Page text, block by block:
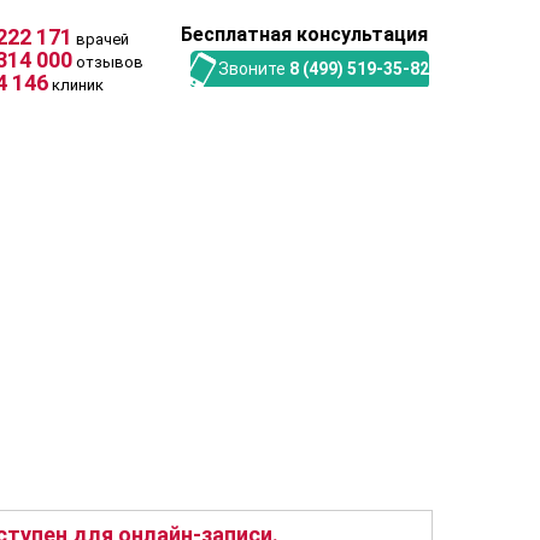
171 врачей
000 отзывов
146 клиник
Бесплатная консультация
Звоните 8 (499) 519-35-82
для онлайн-записи.